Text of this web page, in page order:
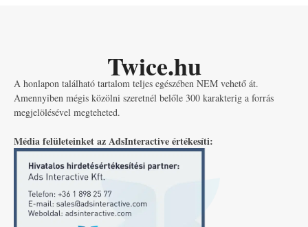
Twice.hu
A honlapon található tartalom teljes egészében NEM vehető át.
Amennyiben mégis közölni szeretnél belőle 300 karakterig a forrás
megjelölésével megteheted.
Média felületeinket az AdsInteractive értékesíti: